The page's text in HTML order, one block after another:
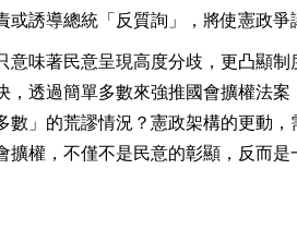
誘導總統「反質詢」，將使憲政爭
味著民意呈現高度分歧，更凸顯
透過簡單多數來強推國會擴權法
」的荒謬情況？憲政架構的更動
權，不僅不是民意的彰顯，反而是